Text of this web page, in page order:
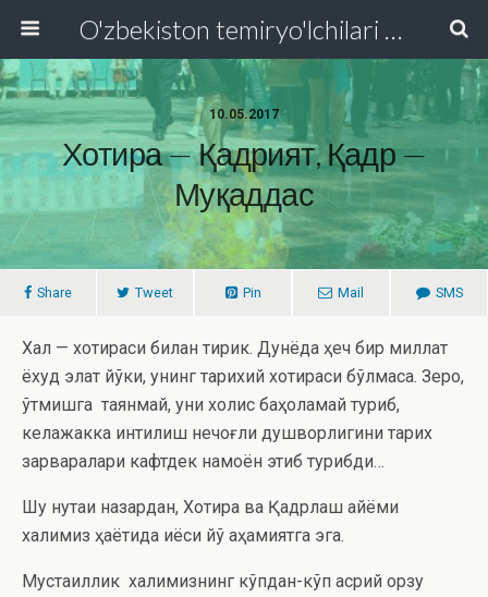
O'zbekiston temiryo'lchilari va transport quruvchilari kasaba uyushmasi Respublika Kengashi
10.05.2017
Хотира — Қадрият, Қадр —
Муқаддас
Share Tweet Pin Mail SMS
Халқ — хотираси билан тирик. Дунёда ҳеч бир миллат
ёхуд элат йўқки, унинг тарихий хотираси бўлмаса. Зеро,
ўтмишга таянмай, уни холис баҳоламай туриб,
келажакка интилиш нечоғли душворлигини тарих
зарварақлари кафтдек намоён этиб турибди…
Шу нуқтаи назардан, Хотира ва Қадрлаш айёми
халқимиз ҳаётида қиёси йўқ аҳамиятга эга.
Мустақиллик халқимизнинг кўпдан-кўп асрий орзу